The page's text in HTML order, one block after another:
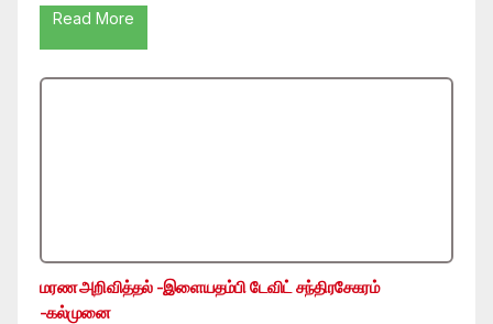
Read More
மரண அறிவித்தல் -இளையதம்பி டேவிட் சந்திரசேகரம்
-கல்முனை